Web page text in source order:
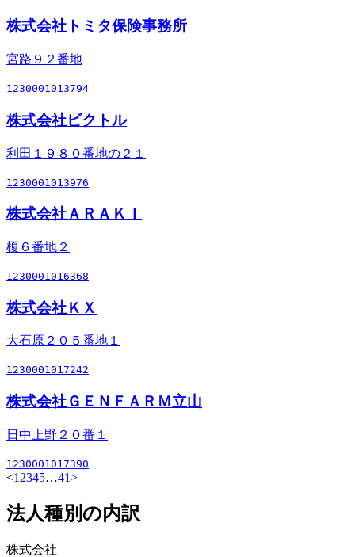
株式会社トミタ保険事務所
宮路９２番地
1230001013794
株式会社ビクトル
利田１９８０番地の２１
1230001013976
株式会社ＡＲＡＫＩ
榎６番地２
1230001016368
株式会社ＫＸ
大石原２０５番地１
1230001017242
株式会社ＧＥＮＦＡＲＭ立山
日中上野２０番１
1230001017390
<1 2345…41>
法人種別の内訳
株式会社